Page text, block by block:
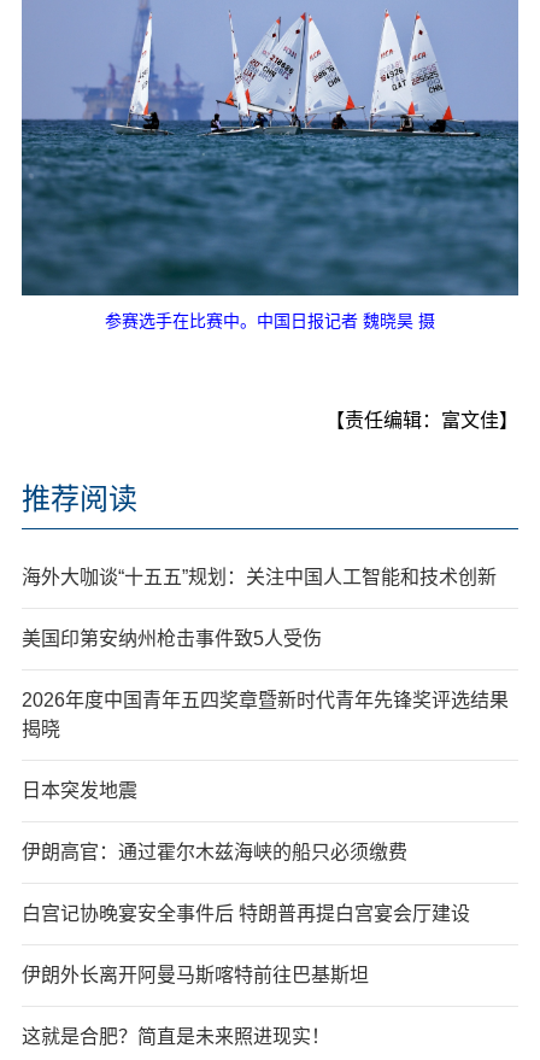
参赛选手在比赛中。中国日报记者 魏晓昊 摄
【责任编辑：富文佳】
推荐阅读
海外大咖谈“十五五”规划：关注中国人工智能和技术创新
美国印第安纳州枪击事件致5人受伤
2026年度中国青年五四奖章暨新时代青年先锋奖评选结果
揭晓
日本突发地震
伊朗高官：通过霍尔木兹海峡的船只必须缴费
白宫记协晚宴安全事件后 特朗普再提白宫宴会厅建设
伊朗外长离开阿曼马斯喀特前往巴基斯坦
这就是合肥？简直是未来照进现实！